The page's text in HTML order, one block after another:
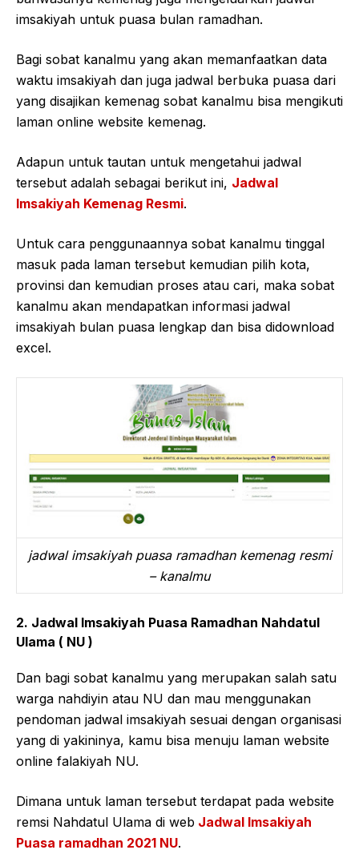
imsakiyah untuk puasa bulan ramadhan.
Bagi sobat kanalmu yang akan memanfaatkan data
waktu imsakiyah dan juga jadwal berbuka puasa dari
yang disajikan kemenag sobat kanalmu bisa mengikuti
laman online website kemenag.
Adapun untuk tautan untuk mengetahui jadwal
tersebut adalah sebagai berikut ini, Jadwal
Imsakiyah Kemenag Resmi.
Untuk cara penggunaannya sobat kanalmu tinggal
masuk pada laman tersebut kemudian pilih kota,
provinsi dan kemudian proses atau cari, maka sobat
kanalmu akan mendapatkan informasi jadwal
imsakiyah bulan puasa lengkap dan bisa didownload
excel.
jadwal imsakiyah puasa ramadhan kemenag resmi
– kanalmu
2. Jadwal Imsakiyah Puasa Ramadhan Nahdatul
Ulama ( NU )
Dan bagi sobat kanalmu yang merupakan salah satu
warga nahdiyin atau NU dan mau menggunakan
pendoman jadwal imsakiyah sesuai dengan organisasi
yang di yakininya, kamu bisa menuju laman website
online falakiyah NU.
Dimana untuk laman tersebut terdapat pada website
remsi Nahdatul Ulama di web Jadwal Imsakiyah
Puasa ramadhan 2021 NU.